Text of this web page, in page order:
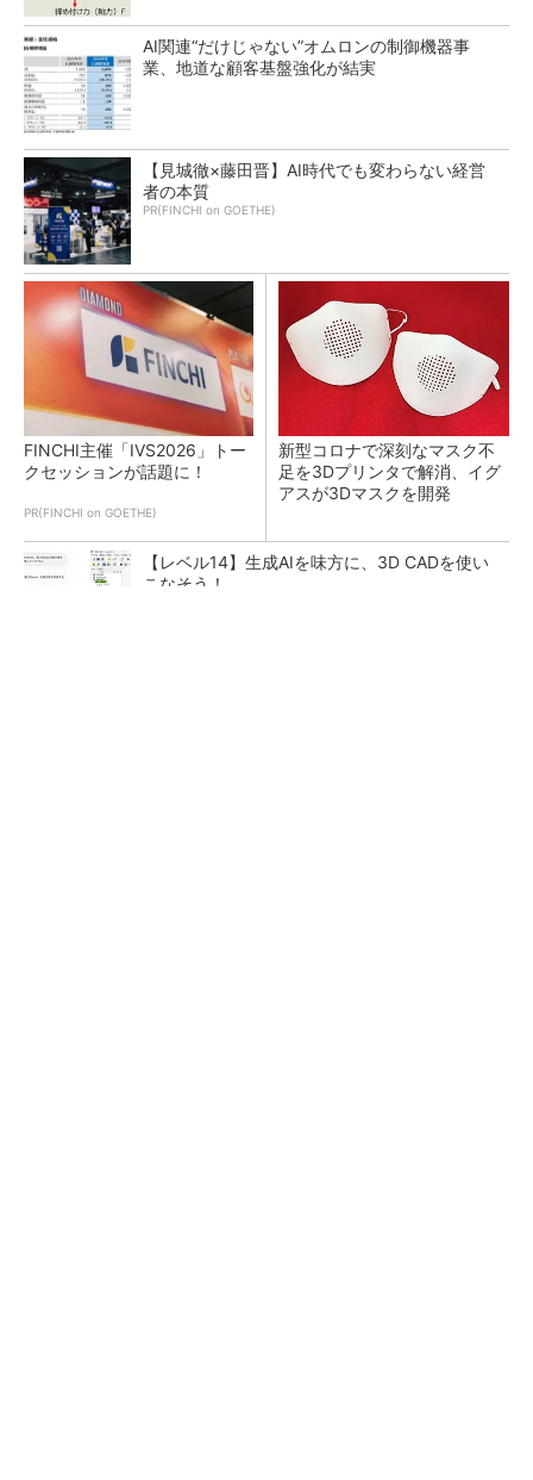
AI関連“だけじゃない”オムロンの制御機器事
業、地道な顧客基盤強化が結実
【見城徹×藤田晋】AI時代でも変わらない経営
者の本質
PR(FINCHI on GOETHE)
FINCHI主催「IVS2026」トー
クセッションが話題に！
PR(FINCHI on GOETHE)
新型コロナで深刻なマスク不
足を3Dプリンタで解消、イグ
アスが3Dマスクを開発
【レベル14】生成AIを味方に、3D CADを使い
こなそう！